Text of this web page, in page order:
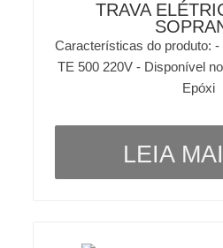
TRAVA
Características do produto: -
TE 500 220V - Disponível
Epóxi
LEIA